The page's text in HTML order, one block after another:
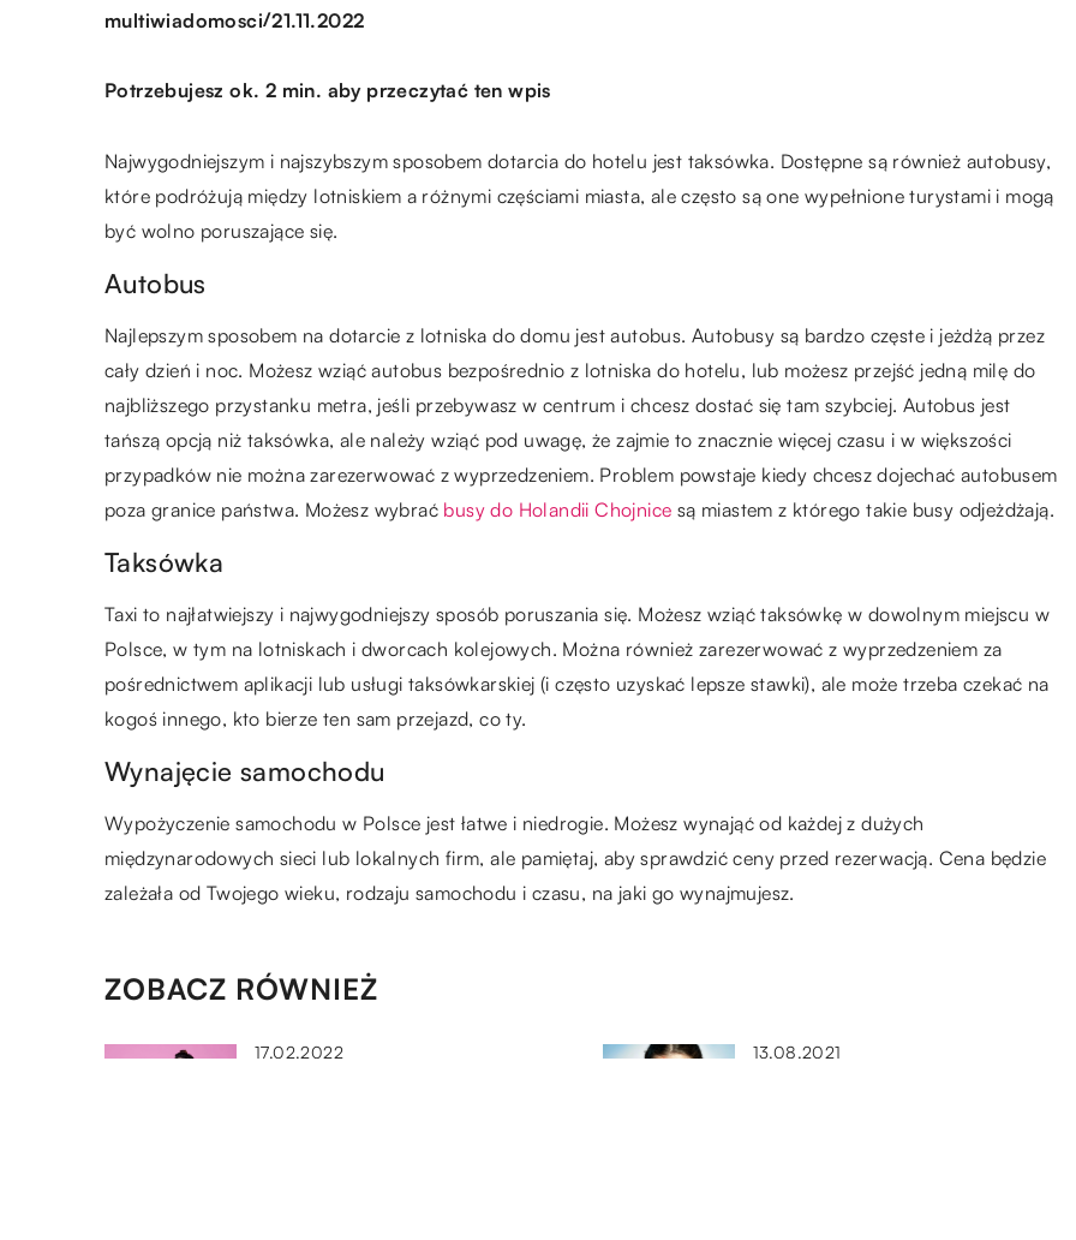
multiwiadomosci/21.11.2022
Potrzebujesz ok. 2 min. aby przeczytać ten wpis
Najwygodniejszym i najszybszym sposobem dotarcia do hotelu jest taksówka. Dostępne są również autobusy,
które podróżują między lotniskiem a różnymi częściami miasta, ale często są one wypełnione turystami i mogą
być wolno poruszające się.
Autobus
Najlepszym sposobem na dotarcie z lotniska do domu jest autobus. Autobusy są bardzo częste i jeżdżą przez
cały dzień i noc. Możesz wziąć autobus bezpośrednio z lotniska do hotelu, lub możesz przejść jedną milę do
najbliższego przystanku metra, jeśli przebywasz w centrum i chcesz dostać się tam szybciej. Autobus jest
tańszą opcją niż taksówka, ale należy wziąć pod uwagę, że zajmie to znacznie więcej czasu i w większości
przypadków nie można zarezerwować z wyprzedzeniem. Problem powstaje kiedy chcesz dojechać autobusem
poza granice państwa. Możesz wybrać busy do Holandii Chojnice są miastem z którego takie busy odjeżdżają.
Taksówka
Taxi to najłatwiejszy i najwygodniejszy sposób poruszania się. Możesz wziąć taksówkę w dowolnym miejscu w
Polsce, w tym na lotniskach i dworcach kolejowych. Można również zarezerwować z wyprzedzeniem za
pośrednictwem aplikacji lub usługi taksówkarskiej (i często uzyskać lepsze stawki), ale może trzeba czekać na
kogoś innego, kto bierze ten sam przejazd, co ty.
Wynajęcie samochodu
Wypożyczenie samochodu w Polsce jest łatwe i niedrogie. Możesz wynająć od każdej z dużych
międzynarodowych sieci lub lokalnych firm, ale pamiętaj, aby sprawdzić ceny przed rezerwacją. Cena będzie
zależała od Twojego wieku, rodzaju samochodu i czasu, na jaki go wynajmujesz.
ZOBACZ RÓWNIEŻ
17.02.2022 13.08.2021